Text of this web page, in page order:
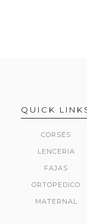
QUICK
CORSÉS
LENCERIA
FAJAS
ORTOPEDICO
MATERNAL